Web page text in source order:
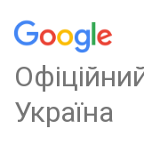
Україна